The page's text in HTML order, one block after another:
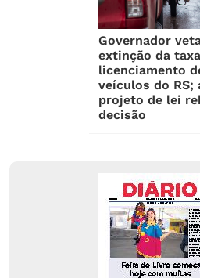
Governador
extinção da
licenciamento
veículos do RS;
projeto de lei
decisão